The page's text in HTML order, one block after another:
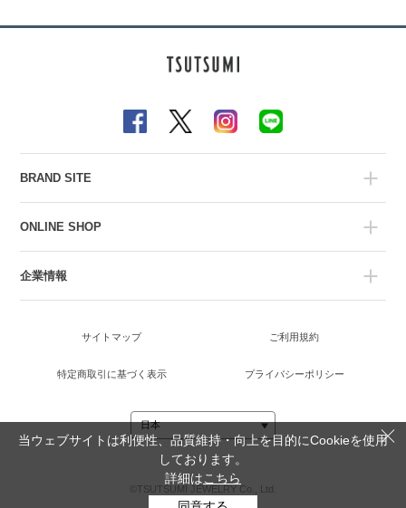
BRAND SITE
ONLINE SHOP
企業情報
サイトマップ ご利用規約
特定商取引に基づく表示 プライバシーポリシー
©TSUTSUMI JEWELRY Co., Ltd.
当ウェブサイトは利便性、品質維持・向上を目的にCookieを使用
しております。
詳細はこちら